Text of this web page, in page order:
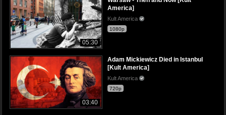
05:30
America]
Kult America
1080p
03:40
Adam Mickiewicz Died in Istanbul
[Kult America]
Kult America
720p